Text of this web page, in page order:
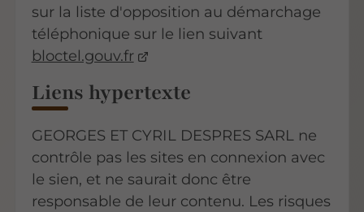
sur la liste d'opposition au démarchage
téléphonique sur le lien suivant
bloctel.gouv.fr
Liens hypertexte
GEORGES ET CYRIL DESPRES SARL ne
contrôle pas les sites en connexion avec
le sien, et ne saurait donc être
responsable de leur contenu. Les risques